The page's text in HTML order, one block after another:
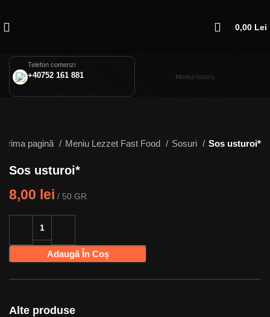
0,00 Lei
Telefon comenzi
+40752 161 881 Meniul nostru
Prima pagină Meniu Lezzet Fast Food Sosuri Sos usturoi*
Sos usturoi*
8,00 lei 50 GR.
Adaugă În Coș
Alte produse